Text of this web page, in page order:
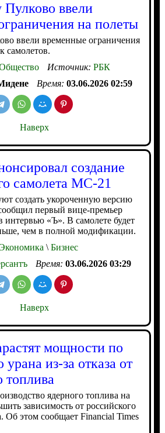
Пулково ввели
на полеты
ввели временные ограничения
самолетов.
Источник: РБК
Время: 03.06.2026 02:59
Наверх
создание
самолета МС-21
создать укороченную версию
первый вице-премьер
«Ъ». В самолете будет
чем в полной модификации.
\Бизнес
Время: 03.06.2026 03:29
Наверх
мощности по
из-за отказа от
топлива
ядерного топлива на
зависимость от российского
Об этом сообщает Financial Times